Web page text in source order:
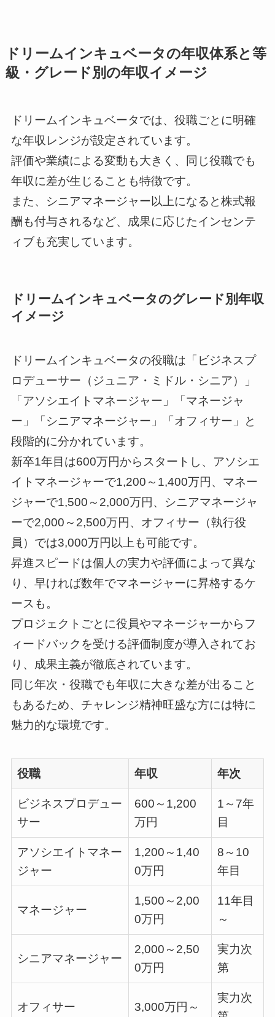
ドリームインキュベータの年収体系と等
級・グレード別の年収イメージ
ドリームインキュベータでは、役職ごとに明確
な年収レンジが設定されています。
評価や業績による変動も大きく、同じ役職でも
年収に差が生じることも特徴です。
また、シニアマネージャー以上になると株式報
酬も付与されるなど、成果に応じたインセンテ
ィブも充実しています。
ドリームインキュベータのグレード別年収
イメージ
ドリームインキュベータの役職は「ビジネスプ
ロデューサー（ジュニア・ミドル・シニア）」
「アソシエイトマネージャー」「マネージャ
ー」「シニアマネージャー」「オフィサー」と
段階的に分かれています。
新卒1年目は600万円からスタートし、アソシエ
イトマネージャーで1,200～1,400万円、マネー
ジャーで1,500～2,000万円、シニアマネージャ
ーで2,000～2,500万円、オフィサー（執行役
員）では3,000万円以上も可能です。
昇進スピードは個人の実力や評価によって異な
り、早ければ数年でマネージャーに昇格するケ
ースも。
プロジェクトごとに役員やマネージャーからフ
ィードバックを受ける評価制度が導入されてお
り、成果主義が徹底されています。
同じ年次・役職でも年収に大きな差が出ること
もあるため、チャレンジ精神旺盛な方には特に
魅力的な環境です。
役職 年収 年次
ビジネスプロデュー
サー
600～1,200
万円
1～7年
目
アソシエイトマネー
ジャー
1,200～1,40
0万円
8～10
年目
マネージャー
1,500～2,00
0万円
11年目
～
シニアマネージャー
2,000～2,50
0万円
実力次
第
オフィサー 3,000万円～
実力次